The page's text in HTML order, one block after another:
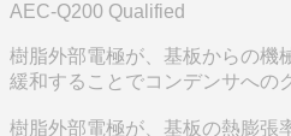
AEC-Q200 Qualified
樹脂外部電極が、基板からの機
緩和することでコンデンサへの
樹脂外部電極が、基板の熱膨張